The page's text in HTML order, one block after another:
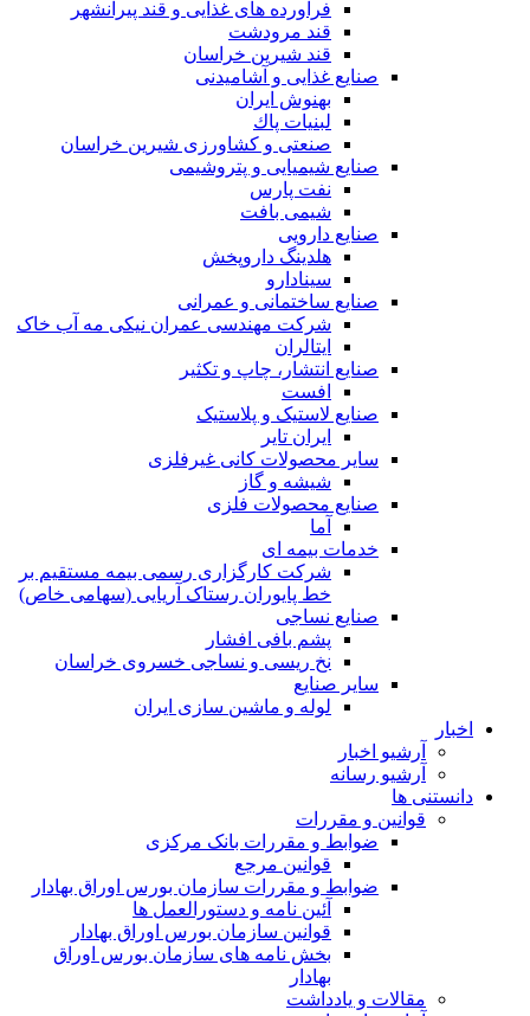
فرآورده های غذایی و قند پیرانشهر
قند مرودشت
قند شیرین خراسان
صنایع غذايی و آشاميدنی
بهنوش ایران
لبنيات پاك
صنعتی و کشاورزی شیرین خراسان
صنایع شیمیایی و پتروشیمی
نفت پارس
شیمی بافت
صنایع دارویی
هلدینگ داروپخش
سینادارو
صنایع ساختمانی و عمرانی
شرکت مهندسی عمران نیکی مه آب خاک
ایتالران
صنایع انتشار، چاپ و تکثير
افست
صنایع لاستیک و پلاستیک
ایران تایر
ساير محصولات كانی غيرفلزی
شیشه و گاز
صنایع محصولات فلزی
آما
خدمات بیمه ای
شرکت کارگزاری رسمی بیمه مستقیم بر
خط پایوران رستاک آریایی (سهامی خاص)
صنایع نساجی
پشم بافی افشار
نخ ریسی و نساجی خسروی خراسان
سایر صنایع
لوله و ماشین سازی ایران
اخبار
آرشیو اخبار
آرشیو رسانه
دانستنی ها
قوانین و مقررات
ضوابط و مقررات بانک مرکزی
قوانين مرجع
ضوابط و مقررات سازمان بورس اوراق بهادار
آئین نامه و دستورالعمل ها
قوانین سازمان بورس اوراق بهادار
بخش نامه های سازمان بورس اوراق
بهادار
مقالات و یادداشت